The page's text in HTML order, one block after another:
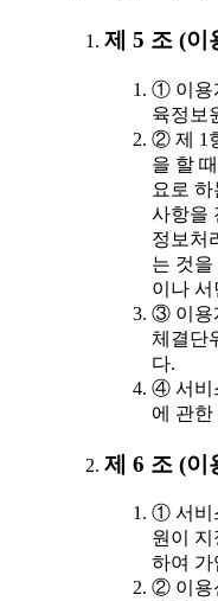
제 5 조 (이
① 이용
육정보
② 제 1
을 할
요로 하
사항을
정보처
는 것
이나
③ 이용
체결단
다.
④ 서비
에 관
제 6 조 (이
① 서비
원이
하여 가
② 이용